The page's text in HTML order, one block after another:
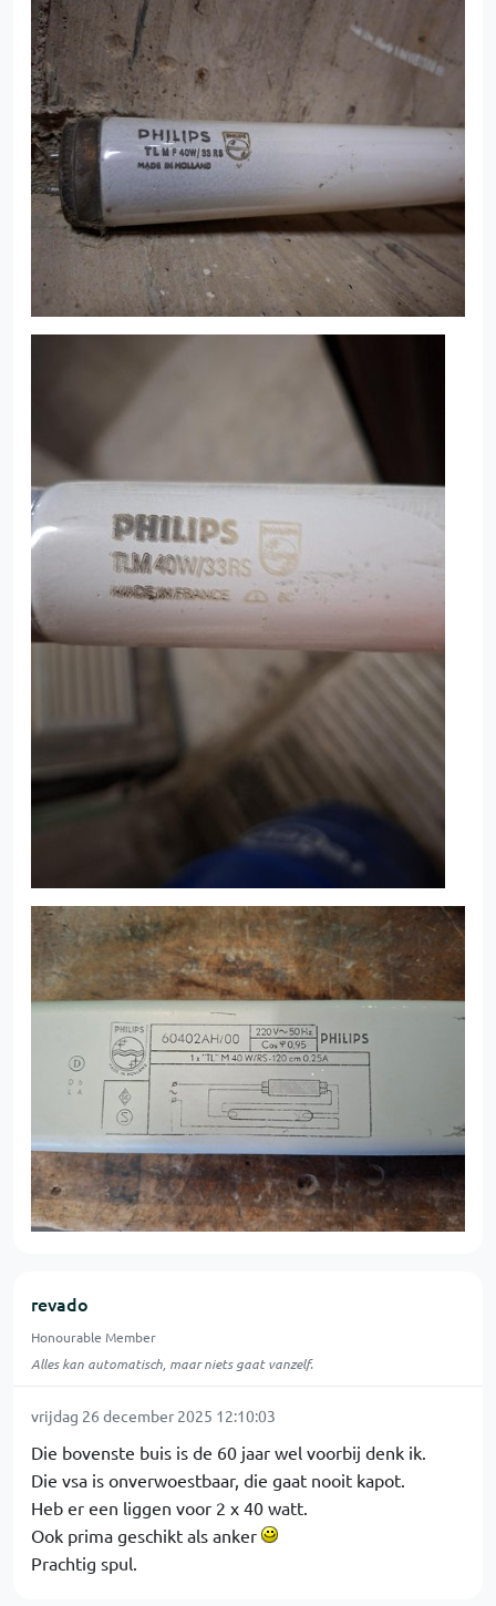
revado
Honourable Member
Alles kan automatisch, maar niets gaat vanzelf.
vrijdag 26 december 2025 12:10:03
Die bovenste buis is de 60 jaar wel voorbij denk ik.
Die vsa is onverwoestbaar, die gaat nooit kapot.
Heb er een liggen voor 2 x 40 watt.
Ook prima geschikt als anker
Prachtig spul.